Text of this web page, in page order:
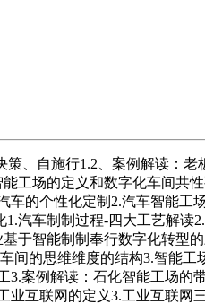
自施行1.2、案例解读：老
工场的定义和数字化车间共
的个性化定制2.汽车智能
汽车制制过程-四大工艺解读
于智能制制奉行数字化转型
的思维维度的结构3.智能
案例解读：石化智能工场的
互联网的定义3.工业互联